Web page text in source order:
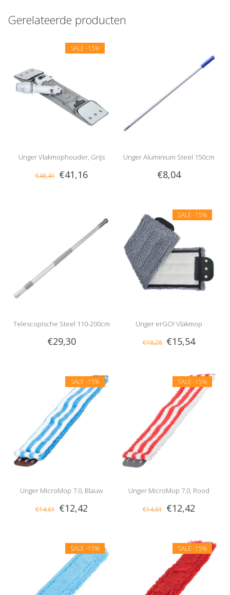
Gerelateerde producten
SALE -15%
Unger Vlakmophouder, Grijs
€48,41 €41,16
Unger Aluminium Steel 150cm
€8,04
Telescopische Steel 110-200cm
€29,30
SALE -15%
Unger erGO! Vlakmop
€18,28 €15,54
SALE -15%
Unger MicroMop 7.0, Blauw
€14,61 €12,42
SALE -15%
Unger MicroMop 7.0, Rood
€14,61 €12,42
SALE -15% SALE -15%